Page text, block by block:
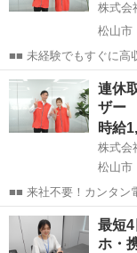
株式会
松山市
■■ 未経験でもすぐに高
なので、すぐに高収入!!
なんてキャリアアップも目指せます!! ■■
録!! ■■...
愛媛 松山市 店
連休
ザー
時給
株式会
松山市
■■ 来社不要！カンタン
事紹介> で、来社なく
電話で希望を伝えるだ
あります♪ ご希...
愛媛 松山市
最短
ホ・